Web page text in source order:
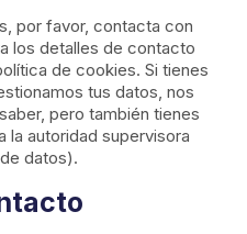
por favor, contacta con
los detalles de contacto
de cookies. Si tienes
tus datos, nos
pero también tienes
la autoridad supervisora
datos).